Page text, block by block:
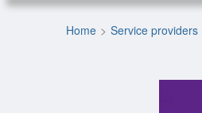
Home Service providers